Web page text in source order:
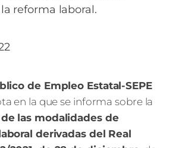
reforma laboral.
de Empleo Estatal-SEPE
en la que se informa sobre la
las modalidades de
derivadas del Real